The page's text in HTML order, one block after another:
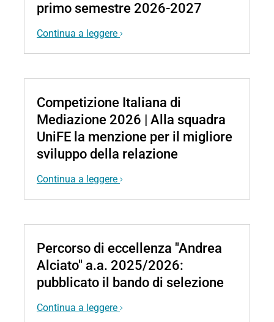
primo semestre 2026-2027
Continua a leggere
Competizione Italiana di
Mediazione 2026 | Alla squadra
UniFE la menzione per il migliore
sviluppo della relazione
Continua a leggere
Percorso di eccellenza "Andrea
Alciato" a.a. 2025/2026:
pubblicato il bando di selezione
Continua a leggere